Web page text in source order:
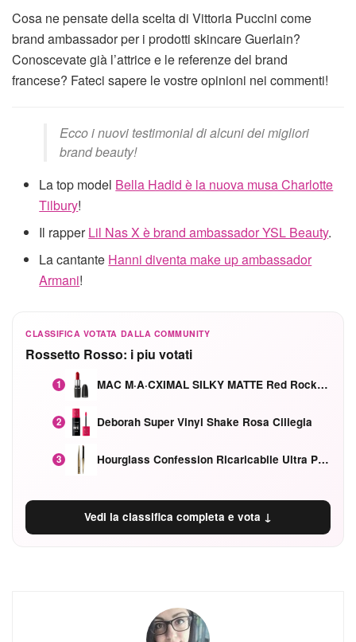
Cosa ne pensate della scelta di Vittoria Puccini come
brand ambassador per i prodotti skincare Guerlain?
Conoscevate già l’attrice e le referenze del brand
francese? Fateci sapere le vostre opinioni nei commenti!
Ecco i nuovi testimonial di alcuni dei migliori
brand beauty!
La top model Bella Hadid è la nuova musa Charlotte
Tilbury!
Il rapperLil Nas X è brand ambassador YSL Beauty.
La cantante Hanni diventa make up ambassador
Armani!
CLASSIFICA VOTATA DALLA COMMUNITY
Rossetto Rosso: i piu votati
1 MAC M·A·CXIMAL SILKY MATTE Red Rock mat
2 Deborah Super Vinyl Shake Rosa Ciliegia
3 Hourglass Confession Ricaricabile Ultra Preciso Ad Alta Intensità Secretly Classic Red
Vedi la classifica completa e vota ↓